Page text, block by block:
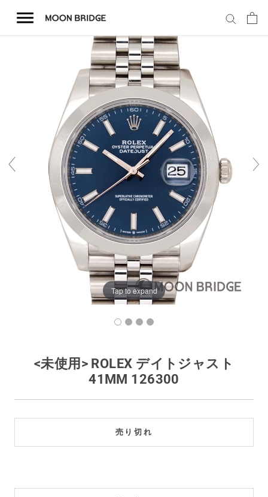
テ
会社概要
Tap to expand
<未使用> ROLEX デイトジャスト
41MM 126300
売り切れ